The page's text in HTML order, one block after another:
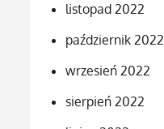
listopad 2022
październik 2022
wrzesień 2022
sierpień 2022